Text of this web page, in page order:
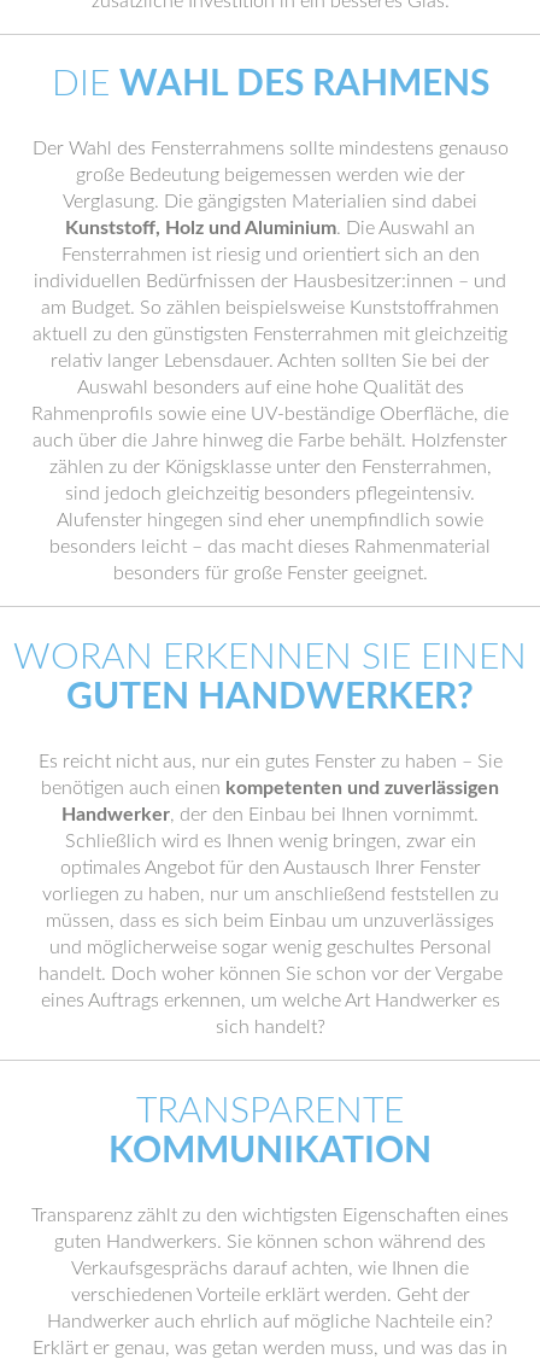
DIE WAHL DES RAHMENS
Der Wahl des Fensterrahmens sollte mindestens genauso
große Bedeutung beigemessen werden wie der
Verglasung. Die gängigsten Materialien sind dabei
Kunststoff, Holz und Aluminium. Die Auswahl an
Fensterrahmen ist riesig und orientiert sich an den
individuellen Bedürfnissen der Hausbesitzer:innen – und
am Budget. So zählen beispielsweise Kunststoffrahmen
aktuell zu den günstigsten Fensterrahmen mit gleichzeitig
relativ langer Lebensdauer. Achten sollten Sie bei der
Auswahl besonders auf eine hohe Qualität des
Rahmenprofils sowie eine UV-beständige Oberfläche, die
auch über die Jahre hinweg die Farbe behält. Holzfenster
zählen zu der Königsklasse unter den Fensterrahmen,
sind jedoch gleichzeitig besonders pflegeintensiv.
Alufenster hingegen sind eher unempfindlich sowie
besonders leicht – das macht dieses Rahmenmaterial
besonders für große Fenster geeignet.
WORAN ERKENNEN SIE EINEN
GUTEN HANDWERKER?
Es reicht nicht aus, nur ein gutes Fenster zu haben – Sie
benötigen auch einen kompetenten und zuverlässigen
Handwerker, der den Einbau bei Ihnen vornimmt.
Schließlich wird es Ihnen wenig bringen, zwar ein
optimales Angebot für den Austausch Ihrer Fenster
vorliegen zu haben, nur um anschließend feststellen zu
müssen, dass es sich beim Einbau um unzuverlässiges
und möglicherweise sogar wenig geschultes Personal
handelt. Doch woher können Sie schon vor der Vergabe
eines Auftrags erkennen, um welche Art Handwerker es
sich handelt?
TRANSPARENTE
KOMMUNIKATION
Transparenz zählt zu den wichtigsten Eigenschaften eines
guten Handwerkers. Sie können schon während des
Verkaufsgesprächs darauf achten, wie Ihnen die
verschiedenen Vorteile erklärt werden. Geht der
Handwerker auch ehrlich auf mögliche Nachteile ein?
Erklärt er genau, was getan werden muss, und was das in